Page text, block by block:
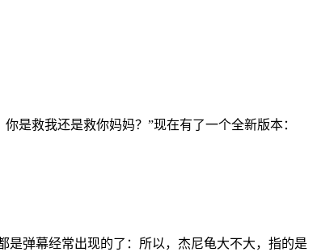
是救我还是救你妈妈？”现在有了一个全新版本：
是弹幕经常出现的了：所以，杰尼龟大不大，指的是